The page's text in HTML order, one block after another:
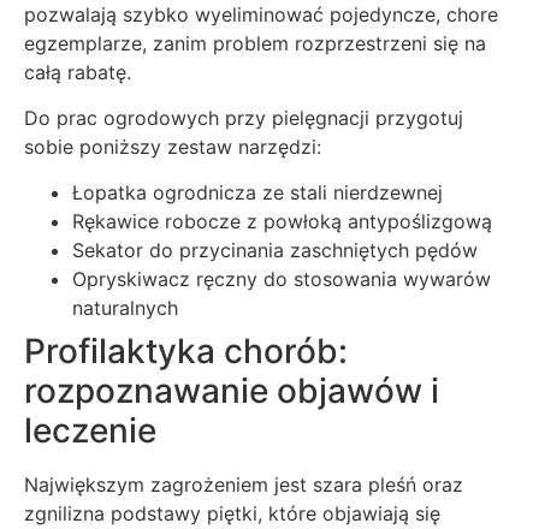
pozwalają szybko wyeliminować pojedyncze, chore
egzemplarze, zanim problem rozprzestrzeni się na
całą rabatę.
Do prac ogrodowych przy pielęgnacji przygotuj
sobie poniższy zestaw narzędzi:
Łopatka ogrodnicza ze stali nierdzewnej
Rękawice robocze z powłoką antypoślizgową
Sekator do przycinania zaschniętych pędów
Opryskiwacz ręczny do stosowania wywarów
naturalnych
Profilaktyka chorób:
rozpoznawanie objawów i
leczenie
Największym zagrożeniem jest szara pleśń oraz
zgnilizna podstawy piętki, które objawiają się